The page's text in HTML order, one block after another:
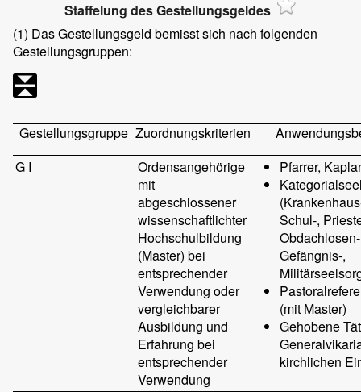
Staffelung des Gestellungsgeldes
(1) Das Gestellungsgeld bemisst sich nach folgenden
Gestellungsgruppen:
Gestellungsgruppe Zuordnungskriterien
G I
Ordensangehörige
mit
abgeschlossener
wissenschaftlichter
Hochschulbildung
(Master) bei
entsprechender
Verwendung oder
vergleichbarer
Ausbildung und
Erfahrung bei
entsprechender
Verwendung
Pfarrer,
Schul-,
Gefängnis-,
(mit Master)
Gehobene
kirchlichen